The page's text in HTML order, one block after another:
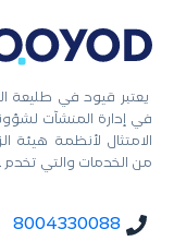
يعتبر قيود في طليعة
في إدارة المنشآت
الامتثال لأنظمة هيئة
من الخدمات والتي تخدم
8004330088